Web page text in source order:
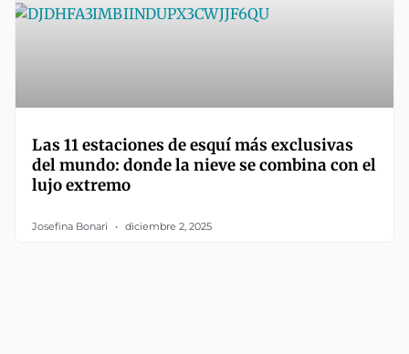
Las 11 estaciones de esquí más exclusivas
del mundo: donde la nieve se combina con el
lujo extremo
Josefina Bonari diciembre 2, 2025